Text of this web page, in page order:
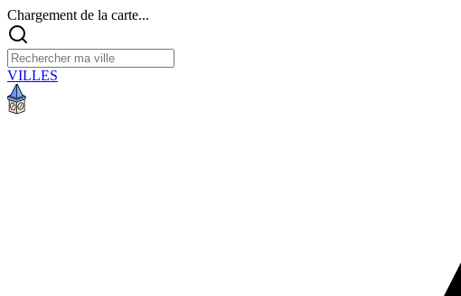
Chargement de la carte...
VILLES